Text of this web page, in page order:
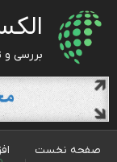
بررسی و
صفحه نخست